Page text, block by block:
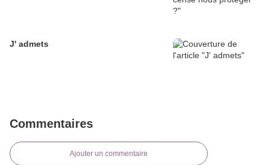
J' admets
Commentaires
Ajouter un commentaire